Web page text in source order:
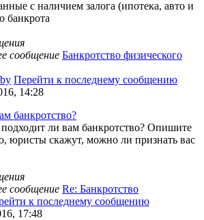
с наличием залога (ипотека, авто и
банкрота
сообщение Банкротство физического
Перейти к последнему сообщению
14:28
банкротство?
ли вам банкротство? Опишите
юристы скажут, можно ли признать вас
сообщение Re: Банкротство
к последнему сообщению
17:48